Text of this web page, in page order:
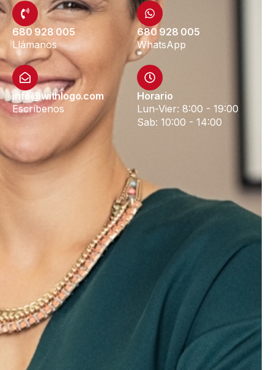
680 928 005
Llámanos
680 928 005
WhatsApp
info@withlogo.com
Escríbenos
Horario
Lun-Vier: 8:00 - 19:00
Sab: 10:00 - 14:00